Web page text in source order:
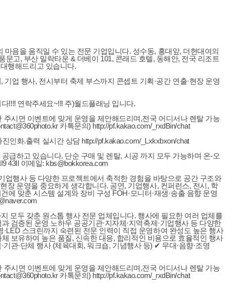
음을 움직일 수 있는 전문 기업입니다. 성수동, 홍대앞, 더현대여의
고, 부산 밀락타운 & 더베이 101, 콘래드 호텔, 동해안, 전국 리조트
행해드리고 있습니다.
업 행사, 전시부터 축제 부스까지 콘셉트 기획·공간 연출·현장 운영
!!!! 연락주세요~!!! 주)월드플래닝 입니다.
시면 이벤트에 맞게 운영을 제안해드리며,전국 어디서나 렌탈 가능
카톡문의) http://pf.kakao.com/_rxdBin/chat
인화.출력 실시간 상담 http://pf.kakao.com/_Lxkxbxon/chat
급하고 있습니다. 단순 구매 및 렌탈, 시공 까지 모두 가능하며 온-오
43II 이메일: kbs@bokkorea.com
업행사 등 다양한 프로젝트에서 축적한 경험을 바탕으로 공간 구조와
장 운영을 중요하게 생각합니다. 공연, 기업행사, 컨퍼런스, 전시, 학
맞춘 시스템 설계와 장비 구성 FOH·모니터·재생·송출 음향 운영
모두 갖춘 원스톱 행사 전문 업체입니다. 행사에 필요한 여러 업체를
검증된 운영 노하우 공공기관·지자체·지역축제·기업행사 등 다양한
스크린까지 숙련된 전문 인력이 직접 운영하여 완성도 높은 행사
보유하여 높은 품질, 신속한 대응, 합리적인 비용으로 효율적인 행사
관·단체 행사 (체육대회, 워크숍, 기념행사 등) ✔ 무대·음향·조명
시면 이벤트에 맞게 운영을 제안해드리며,전국 어디서나 렌탈 가능
카톡문의) http://pf.kakao.com/_rxdBin/chat